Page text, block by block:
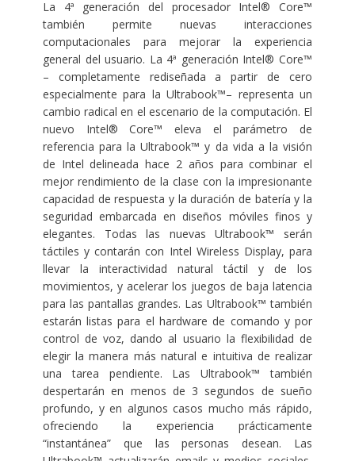
La 4ª generación del procesador Intel® Core™
también permite nuevas interacciones
computacionales para mejorar la experiencia
general del usuario. La 4ª generación Intel® Core™
– completamente rediseñada a partir de cero
especialmente para la Ultrabook™– representa un
cambio radical en el escenario de la computación. El
nuevo Intel® Core™ eleva el parámetro de
referencia para la Ultrabook™ y da vida a la visión
de Intel delineada hace 2 años para combinar el
mejor rendimiento de la clase con la impresionante
capacidad de respuesta y la duración de batería y la
seguridad embarcada en diseños móviles finos y
elegantes. Todas las nuevas Ultrabook™ serán
táctiles y contarán con Intel Wireless Display, para
llevar la interactividad natural táctil y de los
movimientos, y acelerar los juegos de baja latencia
para las pantallas grandes. Las Ultrabook™ también
estarán listas para el hardware de comando y por
control de voz, dando al usuario la flexibilidad de
elegir la manera más natural e intuitiva de realizar
una tarea pendiente. Las Ultrabook™ también
despertarán en menos de 3 segundos de sueño
profundo, y en algunos casos mucho más rápido,
ofreciendo la experiencia prácticamente
“instantánea” que las personas desean. Las